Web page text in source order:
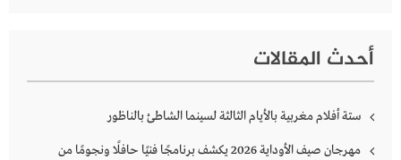
أحدث المقالات
ستة أفلام مغربية بالأيام الثالثة لسينما الشاطئ بالناظور
مهرجان صيف الأوداية 2026 يكشف برنامجًا فنيًا حافلًا ونجومًا من